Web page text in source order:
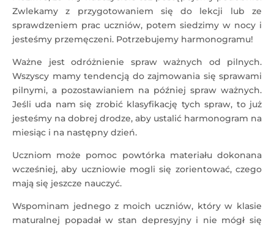
Zwlekamy z przygotowaniem się do lekcji lub ze
sprawdzeniem prac uczniów, potem siedzimy w nocy i
jesteśmy przemęczeni. Potrzebujemy harmonogramu!
Ważne jest odróżnienie spraw ważnych od pilnych.
Wszyscy mamy tendencją do zajmowania się sprawami
pilnymi, a pozostawianiem na później spraw ważnych.
Jeśli uda nam się zrobić klasyfikację tych spraw, to już
jesteśmy na dobrej drodze, aby ustalić harmonogram na
miesiąc i na następny dzień.
Uczniom może pomoc powtórka materiału dokonana
wcześniej, aby uczniowie mogli się zorientować, czego
mają się jeszcze nauczyć.
Wspominam jednego z moich uczniów, który w klasie
maturalnej popadał w stan depresyjny i nie mógł się